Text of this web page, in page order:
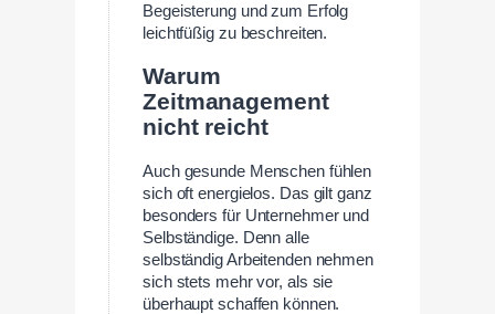
Begeisterung und zum Erfolg
leichtfüßig zu beschreiten.
Warum
Zeitmanagement
nicht reicht
Auch gesunde Menschen fühlen
sich oft energielos. Das gilt ganz
besonders für Unternehmer und
Selbständige. Denn alle
selbständig Arbeitenden nehmen
sich stets mehr vor, als sie
überhaupt schaffen können.